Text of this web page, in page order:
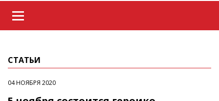
СТАТЬИ
04 НОЯБРЯ 2020